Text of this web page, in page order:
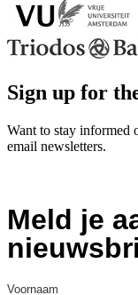
Sign up for
Want to stay informed
email newsletters.